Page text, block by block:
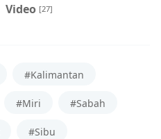
Video [27]
#Kalimantan
#Miri #Sabah
#Sibu